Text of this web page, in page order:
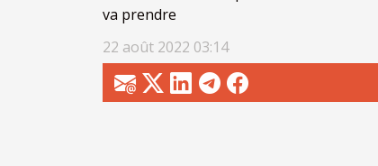
va prendre
22 août 2022 03:14